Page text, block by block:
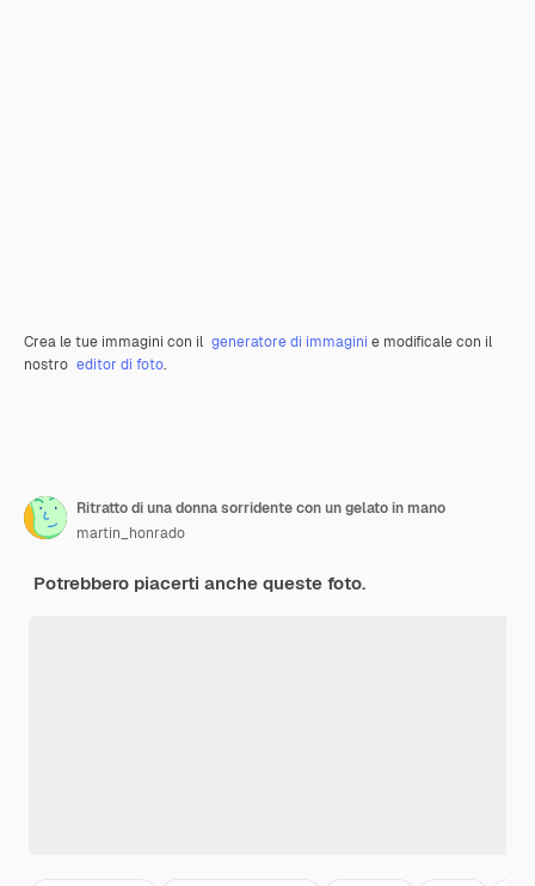
Crea le tue immagini con il generatore di immagini e modificale con il
nostro editor di foto.
Ritratto di una donna sorridente con un gelato in mano
martin_honrado
Potrebbero piacerti anche queste foto.